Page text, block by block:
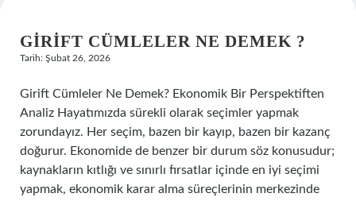
GIRIFT CÜMLELER NE DEMEK ?
Tarih: Şubat 26, 2026
Girift Cümleler Ne Demek? Ekonomik Bir Perspektiften
Analiz Hayatımızda sürekli olarak seçimler yapmak
zorundayız. Her seçim, bazen bir kayıp, bazen bir kazanç
doğurur. Ekonomide de benzer bir durum söz konusudur;
kaynakların kıtlığı ve sınırlı fırsatlar içinde en iyi seçimi
yapmak, ekonomik karar alma süreçlerinin merkezinde